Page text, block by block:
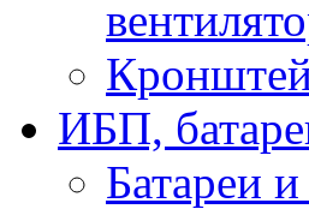
ИБП,
Батареи